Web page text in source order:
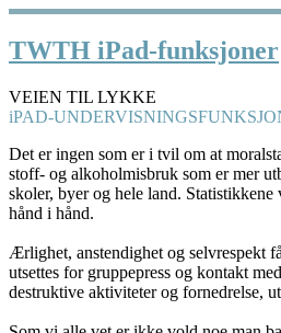
YOU ARE HERE
TWTH iPad-funksjoner
VEIEN TIL LYKKE
iPAD-
Det er ingen som er i tvil om at
stoff- og alkoholmisbruk som er mer
skoler, byer og hele land.
hånd i hånd.
Ærlighet, anstendighet og selvrespekt
utsettes for gruppepress og kontakt
destruktive aktiviteter og fornedrelse,